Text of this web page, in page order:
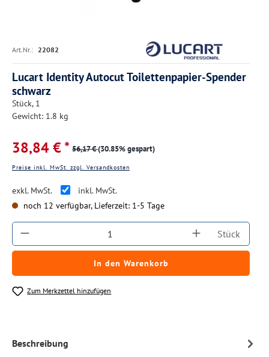
Art.Nr.: 22082
Lucart Identity Autocut Toilettenpapier-Spender
schwarz
Stück, 1
Gewicht: 1.8 kg
38,84 € * 56,17 €(30.85% gespart)
Preise inkl. MwSt. zzgl. Versandkosten
exkl. MwSt.
inkl. MwSt.
noch 12 verfügbar, Lieferzeit: 1-5 Tage
Produkt Anzahl: Gib den gewünschten
Stück
In den Warenkorb
Zum Merkzettel hinzufügen
Beschreibung